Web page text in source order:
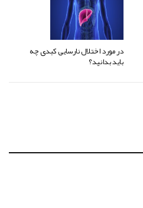
در مورد اختلال نارسایی کبدی چه
باید بدانید؟